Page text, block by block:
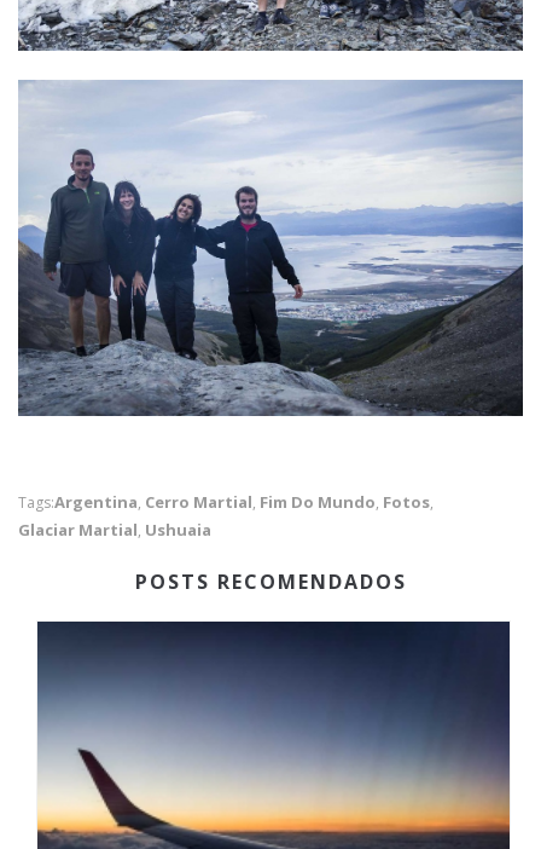
Tags:Argentina, Cerro Martial, Fim Do Mundo, Fotos,
Glaciar Martial, Ushuaia
POSTS RECOMENDADOS